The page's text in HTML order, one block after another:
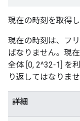
現在の時刻を取得し
現在の時刻は、フ
ばなりません。現
全体 [0, 2^32-1] を
り返してはなりませ
詳細